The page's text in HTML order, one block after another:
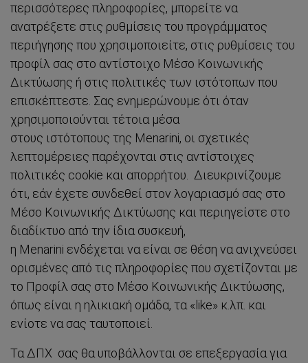
περισσότερες πληροφορίες, μπορείτε να
ανατρέξετε στις ρυθμίσεις του προγράμματος
περιήγησης που χρησιμοποιείτε, στις ρυθμίσεις του
προφίλ σας στο αντίστοιχο Μέσο Κοινωνικής
Δικτύωσης ή στις πολιτικές των ιστότοπων που
επισκέπτεστε. Σας ενημερώνουμε ότι όταν
χρησιμοποιούνται τέτοια μέσα
στους ιστότοπους της Menarini, οι σχετικές
λεπτομέρειες παρέχονται στις αντίστοιχες
πολιτικές cookie και απορρήτου. Διευκρινίζουμε
ότι, εάν έχετε συνδεθεί στον λογαριασμό σας στο
Μέσο Κοινωνικής Δικτύωσης και περιηγείστε στο
διαδίκτυο από την ίδια συσκευή,
η Menarini ενδέχεται να είναι σε θέση να ανιχνεύσει
ορισμένες από τις πληροφορίες που σχετίζονται με
το Προφίλ σας στο Μέσο Κοινωνικής Δικτύωσης,
όπως είναι η ηλικιακή ομάδα, τα «like» κ.λπ. και
ενίοτε να σας ταυτοποιεί.
Τα ΔΠΧ σας θα υποβάλλονται σε επεξεργασία για